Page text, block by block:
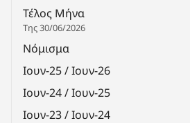
Τέλος Μήνα
Της 30/06/2026
Νόμισμα
Ιουν-25 / Ιουν-26
Ιουν-24 / Ιουν-25
Ιουν-23 / Ιουν-24